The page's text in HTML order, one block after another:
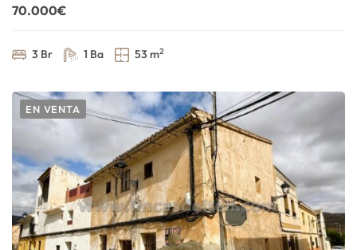
70.000€
3 Br 1 Ba 53 m2
EN VENTA